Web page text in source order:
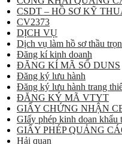
CSDT – HỒ SƠ KỸ
CV2373
DỊCH VỤ
Dịch vụ làm hồ sơ thầu
Đăng kí kinh doanh
ĐĂNG KÍ MÃ SỐ DUNS
Đăng ký lưu hành
Đăng ký lưu hành trang
ĐĂNG KÝ MÃ VTYT
GIẤY CHỨNG NHẬN
GIấy phép kinh doan khẩu
GIẤY PHÉP QUẢNG
Hải quan